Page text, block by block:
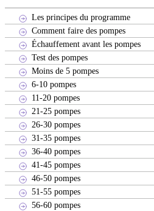
Les principes du programme
Comment faire des pompes
Échauffement avant les pompes
Test des pompes
Moins de 5 pompes
6-10 pompes
11-20 pompes
21-25 pompes
26-30 pompes
31-35 pompes
36-40 pompes
41-45 pompes
46-50 pompes
51-55 pompes
56-60 pompes